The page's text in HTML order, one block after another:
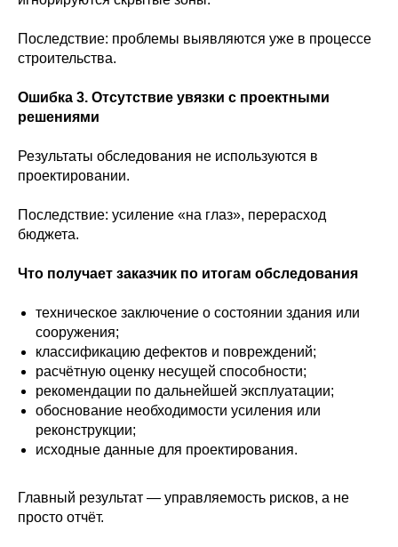
Последствие: проблемы выявляются уже в процессе
строительства.
Ошибка 3. Отсутствие увязки с проектными
решениями
Результаты обследования не используются в
проектировании.
Последствие: усиление «на глаз», перерасход
бюджета.
Что получает заказчик по итогам обследования
техническое заключение о состоянии здания или
сооружения;
классификацию дефектов и повреждений;
расчётную оценку несущей способности;
рекомендации по дальнейшей эксплуатации;
обоснование необходимости усиления или
реконструкции;
исходные данные для проектирования.
Главный результат — управляемость рисков, а не
просто отчёт.